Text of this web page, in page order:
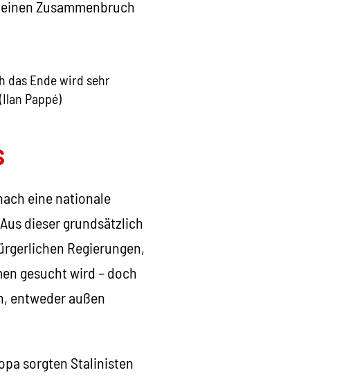
Zusammenbruch
das Ende wird sehr
Pappé)
eine nationale
dieser grundsätzlich
Regierungen,
gesucht wird – doch
entweder außen
sorgten Stalinisten